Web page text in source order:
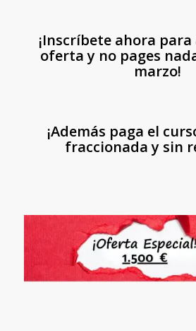
¡Inscríbete ahora para
oferta y no pages
marzo!
¡Además paga el
fraccionada y sin